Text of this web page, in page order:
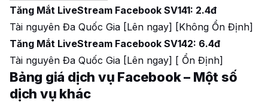
Tăng Mắt LiveStream Facebook SV141: 2.4đ
Tài nguyên Đa Quốc Gia [Lên ngay] [Không Ổn Định]
Tăng Mắt LiveStream Facebook SV142: 6.4đ
Tài nguyên Đa Quốc Gia [Lên ngay] [ Ổn Định]
Bảng giá dịch vụ Facebook – Một số
dịch vụ khác